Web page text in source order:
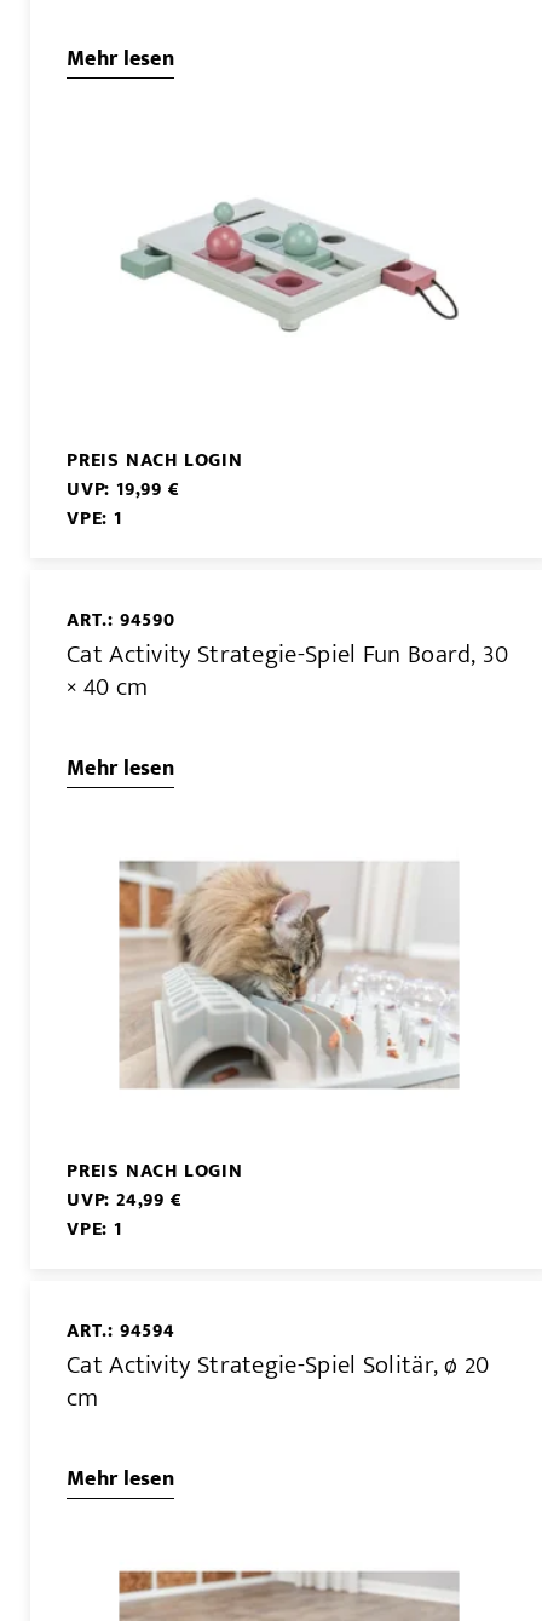
Mehr lesen
PREIS NACH LOGIN
UVP: 19,99 €
VPE: 1
ART.: 94590
Cat Activity Strategie-Spiel Fun Board, 30
× 40 cm
Mehr lesen
PREIS NACH LOGIN
UVP: 24,99 €
VPE: 1
ART.: 94594
Cat Activity Strategie-Spiel Solitär, ø 20
cm
Mehr lesen